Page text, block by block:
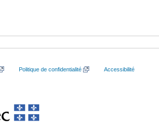
Politique de confidentialité Accessibilité